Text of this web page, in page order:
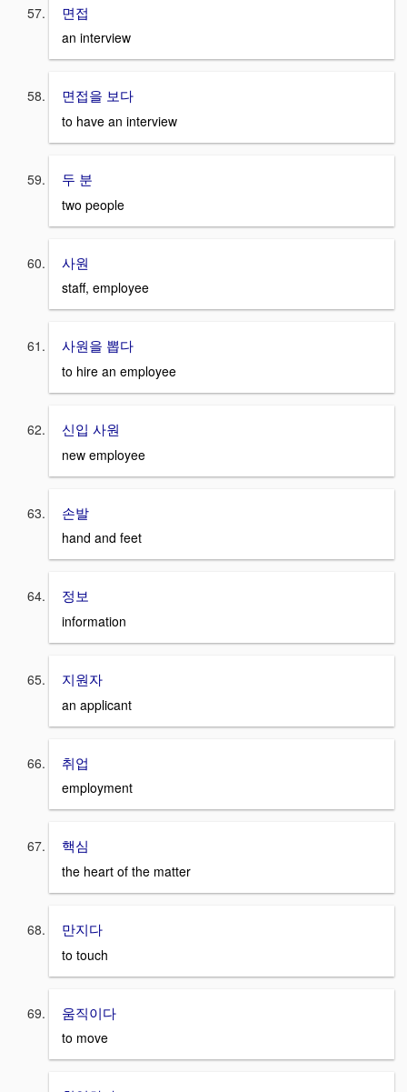
면접
an interview
면접을 보다
to have an interview
두 분
two people
사원
staff, employee
사원을 뽑다
to hire an employee
신입 사원
new employee
손발
hand and feet
정보
information
지원자
an applicant
취업
employment
핵심
the heart of the matter
만지다
to touch
움직이다
to move